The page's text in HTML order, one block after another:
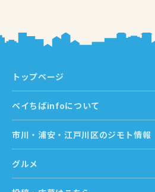
トップページ
ベイちばinfoについて
市川・浦安・江戸川区のジモト情報
グルメ